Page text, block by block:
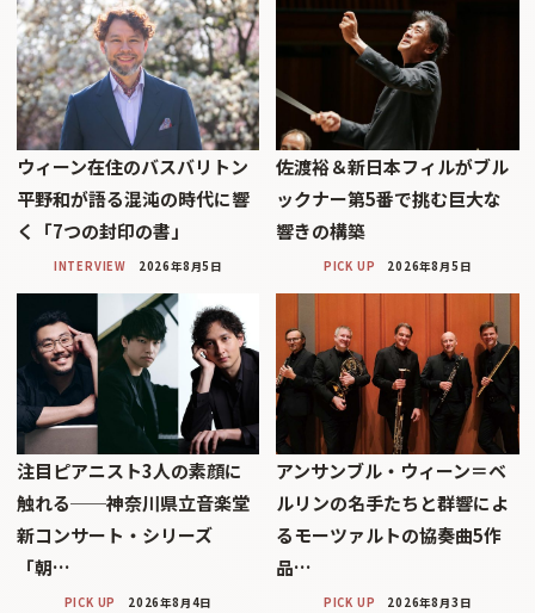
ウィーン在住のバスバリトン
平野和が語る混沌の時代に響
く「7つの封印の書」
INTERVIEW 2026年8月5日
佐渡裕＆新日本フィルがブル
ックナー第5番で挑む巨大な
響きの構築
PICK UP 2026年8月5日
注目ピアニスト3人の素顔に
触れる──神奈川県立音楽堂
新コンサート・シリーズ
「朝…
PICK UP 2026年8月4日
アンサンブル・ウィーン＝ベ
ルリンの名手たちと群響によ
るモーツァルトの協奏曲5作
品…
PICK UP 2026年8月3日